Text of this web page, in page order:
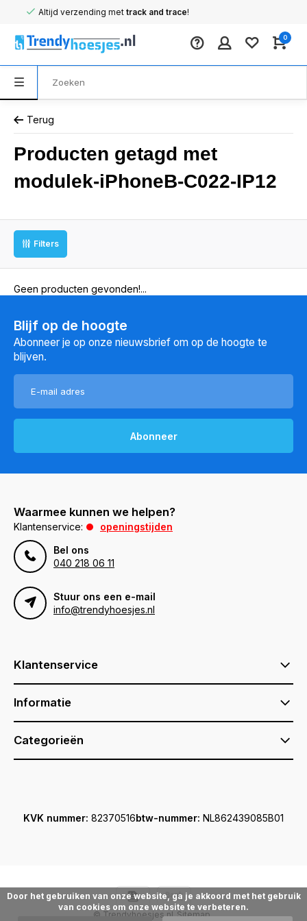
Altijd verzending mettrack and trace!
0
Terug
Producten getagd met
modulek-iPhoneB-C022-IP12
Filters
Geen producten gevonden!...
Blijf op de hoogte
Abonneer je op onze nieuwsbrief om op de hoogte te
blijven.
Abonneer
Waarmee kunnen we helpen?
Klantenservice:
openingstijden
Bel ons
040 218 06 11
Stuur ons een e-mail
info@trendyhoesjes.nl
Klantenservice
Informatie
Categorieën
KVK nummer: 82370516btw-nummer: NL862439085B01
© Trendyhoesjes.nl Sitemap
Door het gebruiken van onze website, ga je akkoord met het gebruik
van cookies om onze website te verbeteren.